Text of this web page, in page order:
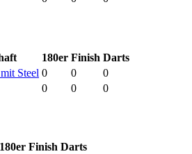
180er Finish Darts
Steel 0 0
0
0 0 0
180er Finish Darts